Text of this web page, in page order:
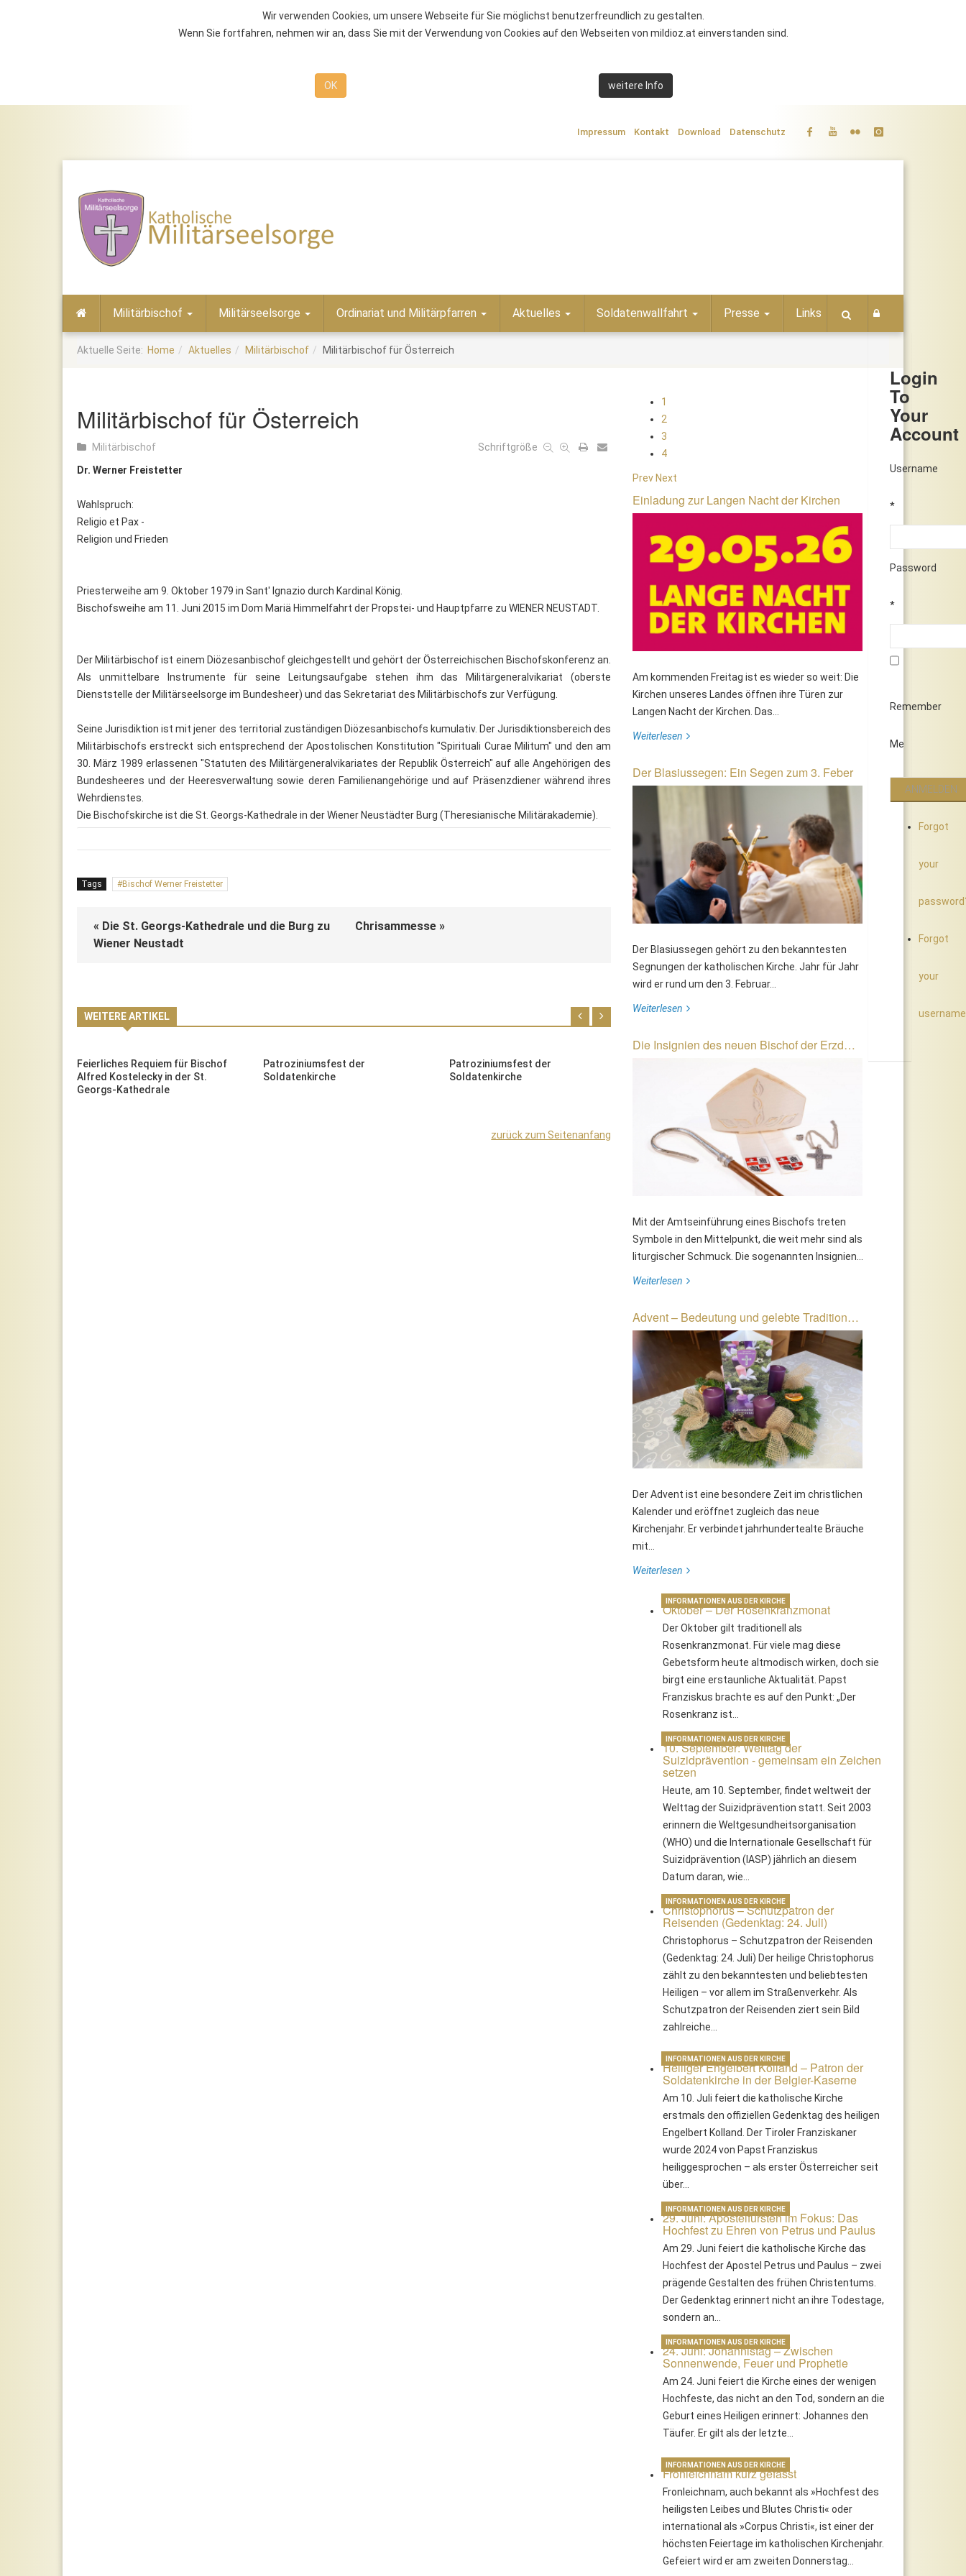
Wir verwenden Cookies, um unsere Webseite für Sie möglichst benutzerfreundlich zu gestalten.
Wenn Sie fortfahren, nehmen wir an, dass Sie mit der Verwendung von Cookies auf den Webseiten von mildioz.at einverstanden sind.
OK weitere Info
Impressum Kontakt Download Datenschutz
Login
To
Your
Account
Username
*
Password
*
Remember
Me
Forgot
your
Forgot
your
Home
Militärbischof Militärseelsorge Ordinariat und Militärpfarren Aktuelles Soldatenwallfahrt Presse Links
Aktuelle Seite: Home Aktuelles Militärbischof Militärbischof für Österreich
Militärbischof für Österreich
Militärbischof
Schriftgröße
Dr. Werner Freistetter
Wahlspruch:
Religio et Pax -
Religion und Frieden
Priesterweihe am 9. Oktober 1979 in Sant' Ignazio durch Kardinal König.
Bischofsweihe am 11. Juni 2015 im Dom Mariä Himmelfahrt der Propstei- und Hauptpfarre zu WIENER NEUSTADT.
Der Militärbischof ist einem Diözesanbischof gleichgestellt und gehört der Österreichischen Bischofskonferenz an.
Als unmittelbare Instrumente für seine Leitungsaufgabe stehen ihm das Militärgeneralvikariat (oberste
Dienststelle der Militärseelsorge im Bundesheer) und das Sekretariat des Militärbischofs zur Verfügung.
Seine Jurisdiktion ist mit jener des territorial zuständigen Diözesanbischofs kumulativ. Der Jurisdiktionsbereich des
Militärbischofs erstreckt sich entsprechend der Apostolischen Konstitution "Spirituali Curae Militum" und den am
30. März 1989 erlassenen "Statuten des Militärgeneralvikariates der Republik Österreich" auf alle Angehörigen des
Bundesheeres und der Heeresverwaltung sowie deren Familienangehörige und auf Präsenzdiener während ihres
Wehrdienstes.
Die Bischofskirche ist die St. Georgs-Kathedrale in der Wiener Neustädter Burg (Theresianische Militärakademie).
Tags Bischof Werner Freistetter
« Die St. Georgs-Kathedrale und die Burg zu
Wiener Neustadt
Chrisammesse »
WEITERE ARTIKEL
Feierliches Requiem für Bischof
Alfred Kostelecky in der St.
Georgs-Kathedrale
Patroziniumsfest der
Soldatenkirche
Patroziniumsfest der
Soldatenkirche
Chef Wallner im Senegal
Feierliches Requiem für
zurück zum Seitenanfang
1
2
3
4
Prev Next
Einladung zur Langen Nacht der Kirchen
Am kommenden Freitag ist es wieder so weit: Die
Kirchen unseres Landes öffnen ihre Türen zur
Langen Nacht der Kirchen. Das...
Weiterlesen
Der Blasiussegen: Ein Segen zum 3. Feber
Der Blasiussegen gehört zu den bekanntesten
Segnungen der katholischen Kirche. Jahr für Jahr
wird er rund um den 3. Februar...
Weiterlesen
Die Insignien des neuen Bischof der Erzd…
Mit der Amtseinführung eines Bischofs treten
Symbole in den Mittelpunkt, die weit mehr sind als
liturgischer Schmuck. Die sogenannten Insignien...
Weiterlesen
Advent – Bedeutung und gelebte Tradition…
Der Advent ist eine besondere Zeit im christlichen
Kalender und eröffnet zugleich das neue
Kirchenjahr. Er verbindet jahrhundertealte Bräuche
mit...
Weiterlesen
Oktober – Der Rosenkranzmonat
Der Oktober gilt traditionell als
Rosenkranzmonat. Für viele mag diese
Gebetsform heute altmodisch wirken, doch sie
birgt eine erstaunliche Aktualität. Papst
Franziskus brachte es auf den Punkt: „Der
Rosenkranz ist…
INFORMATIONEN AUS DER KIRCHE
10. September: Welttag der
Suizidprävention - gemeinsam ein Zeichen
setzen
Heute, am 10. September, findet weltweit der
Welttag der Suizidprävention statt. Seit 2003
erinnern die Weltgesundheitsorganisation
(WHO) und die Internationale Gesellschaft für
Suizidprävention (IASP) jährlich an diesem
Datum daran, wie…
INFORMATIONEN AUS DER KIRCHE
Christophorus – Schutzpatron der
Reisenden (Gedenktag: 24. Juli)
Christophorus – Schutzpatron der Reisenden
(Gedenktag: 24. Juli) Der heilige Christophorus
zählt zu den bekanntesten und beliebtesten
Heiligen – vor allem im Straßenverkehr. Als
Schutzpatron der Reisenden ziert sein Bild
zahlreiche…
INFORMATIONEN AUS DER KIRCHE
Heiliger Engelbert Kolland – Patron der
Soldatenkirche in der Belgier-Kaserne
Am 10. Juli feiert die katholische Kirche
erstmals den offiziellen Gedenktag des heiligen
Engelbert Kolland. Der Tiroler Franziskaner
wurde 2024 von Papst Franziskus
heiliggesprochen – als erster Österreicher seit
über…
INFORMATIONEN AUS DER KIRCHE
29. Juni: Apostelfürsten im Fokus: Das
Hochfest zu Ehren von Petrus und Paulus
Am 29. Juni feiert die katholische Kirche das
Hochfest der Apostel Petrus und Paulus – zwei
prägende Gestalten des frühen Christentums.
Der Gedenktag erinnert nicht an ihre Todestage,
sondern an…
INFORMATIONEN AUS DER KIRCHE
24. Juni: Johannistag – Zwischen
Sonnenwende, Feuer und Prophetie
Am 24. Juni feiert die Kirche eines der wenigen
Hochfeste, das nicht an den Tod, sondern an die
Geburt eines Heiligen erinnert: Johannes den
Täufer. Er gilt als der letzte…
INFORMATIONEN AUS DER KIRCHE
Fronleichnam kurz gefasst
Fronleichnam, auch bekannt als »Hochfest des
heiligsten Leibes und Blutes Christi« oder
international als »Corpus Christi«, ist einer der
höchsten Feiertage im katholischen Kirchenjahr.
Gefeiert wird er am zweiten Donnerstag…
INFORMATIONEN AUS DER KIRCHE